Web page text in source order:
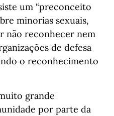
um “preconceito
minorias sexuais,
não reconhecer nem
de defesa
o reconhecimento
grande
por parte da